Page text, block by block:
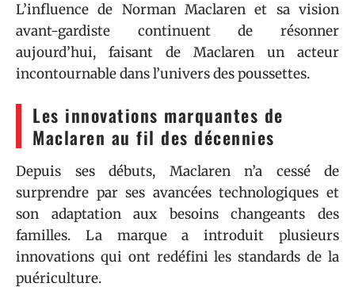
L’influence de Norman Maclaren et sa vision
avant-gardiste continuent de résonner
aujourd’hui, faisant de Maclaren un acteur
incontournable dans l’univers des poussettes.
Les innovations marquantes de
Maclaren au fil des décennies
Depuis ses débuts, Maclaren n’a cessé de
surprendre par ses avancées technologiques et
son adaptation aux besoins changeants des
familles. La marque a introduit plusieurs
innovations qui ont redéfini les standards de la
puériculture.